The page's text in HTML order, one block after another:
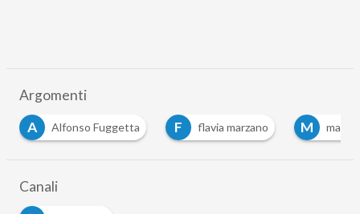
Argomenti
A
Alfonso Fuggetta F flavia marzano M
Canali